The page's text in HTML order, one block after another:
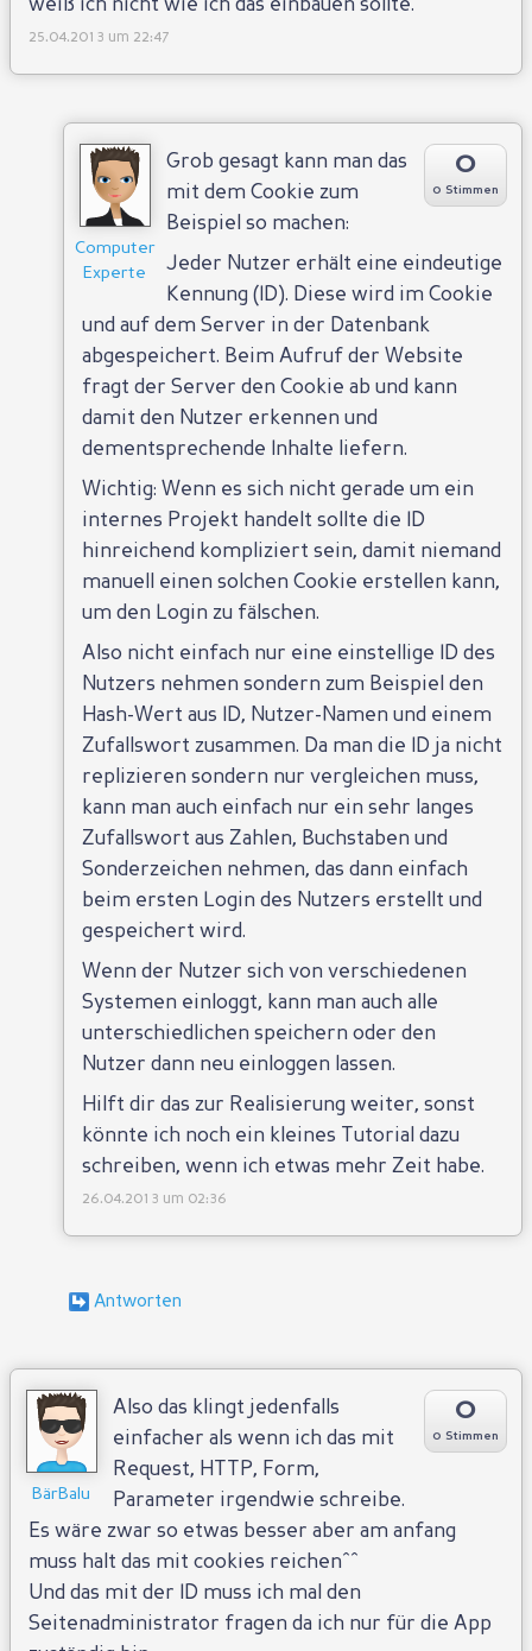
weiß ich nicht wie ich das einbauen sollte.
25.04.2013 um 22:47
Computer
Experte
0
0 Stimmen
Grob gesagt kann man das
mit dem Cookie zum
Beispiel so machen:
Jeder Nutzer erhält eine eindeutige
Kennung (ID). Diese wird im Cookie
und auf dem Server in der Datenbank
abgespeichert. Beim Aufruf der Website
fragt der Server den Cookie ab und kann
damit den Nutzer erkennen und
dementsprechende Inhalte liefern.
Wichtig: Wenn es sich nicht gerade um ein
internes Projekt handelt sollte die ID
hinreichend kompliziert sein, damit niemand
manuell einen solchen Cookie erstellen kann,
um den Login zu fälschen.
Also nicht einfach nur eine einstellige ID des
Nutzers nehmen sondern zum Beispiel den
Hash-Wert aus ID, Nutzer-Namen und einem
Zufallswort zusammen. Da man die ID ja nicht
replizieren sondern nur vergleichen muss,
kann man auch einfach nur ein sehr langes
Zufallswort aus Zahlen, Buchstaben und
Sonderzeichen nehmen, das dann einfach
beim ersten Login des Nutzers erstellt und
gespeichert wird.
Wenn der Nutzer sich von verschiedenen
Systemen einloggt, kann man auch alle
unterschiedlichen speichern oder den
Nutzer dann neu einloggen lassen.
Hilft dir das zur Realisierung weiter, sonst
könnte ich noch ein kleines Tutorial dazu
schreiben, wenn ich etwas mehr Zeit habe.
26.04.2013 um 02:36
BärBalu
0
0 Stimmen
Also das klingt jedenfalls
einfacher als wenn ich das mit
Request, HTTP, Form,
Parameter irgendwie schreibe.
Es wäre zwar so etwas besser aber am anfang
muss halt das mit cookies reichen^^
Und das mit der ID muss ich mal den
Seitenadministrator fragen da ich nur für die App